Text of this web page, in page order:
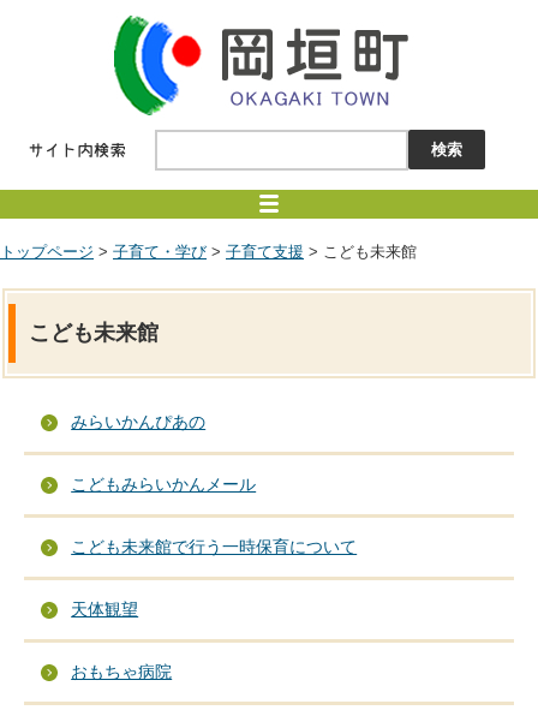
トップページ > 子育て・学び > 子育て支援 > こども未来館
こども未来館
みらいかんぴあの
こどもみらいかんメール
こども未来館で行う一時保育について
天体観望
おもちゃ病院